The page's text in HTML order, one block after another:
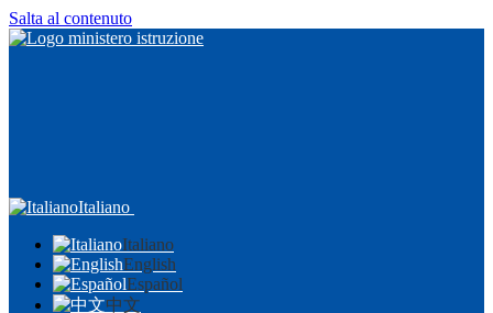
Salta al contenuto
Italiano
Italiano
English
Español
中文